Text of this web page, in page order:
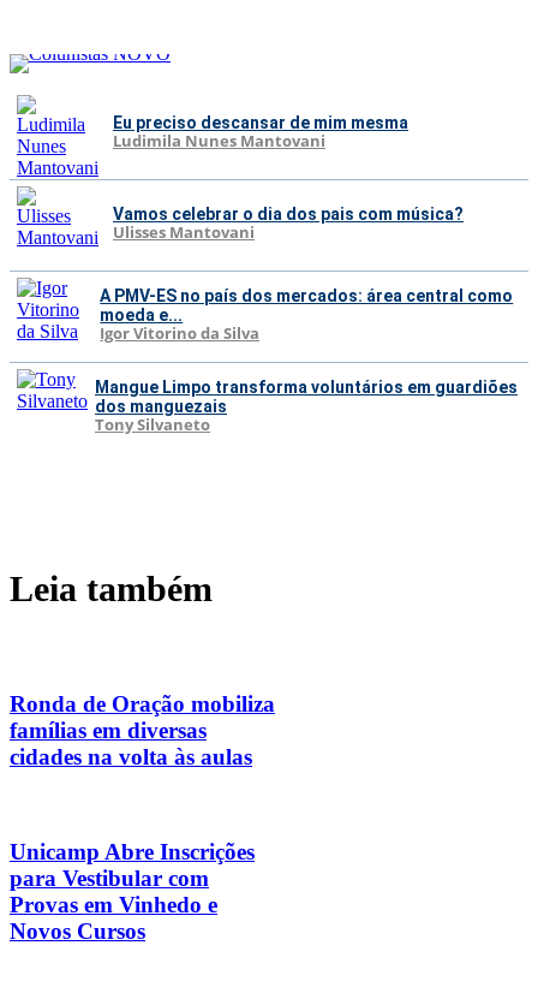
Eu preciso descansar de mim mesma
Ludimila Nunes Mantovani
Vamos celebrar o dia dos pais com música?
Ulisses Mantovani
A PMV-ES no país dos mercados: área central como
moeda e...
Igor Vitorino da Silva
Mangue Limpo transforma voluntários em guardiões
dos manguezais
Tony Silvaneto
Leia também
Ronda de Oração mobiliza
famílias em diversas
cidades na volta às aulas
Unicamp Abre Inscrições
para Vestibular com
Provas em Vinhedo e
Novos Cursos